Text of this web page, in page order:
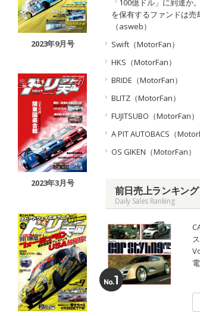
2023年9月号
2023年3月号
を保有するファンドは売
（asweb）
Swift（MotorFan）
HKS（MotorFan）
BRIDE（MotorFan）
BLITZ（MotorFan）
FUJITSUBO（MotorFan）
A PIT AUTOBACS（
OS GIKEN（MotorFan）
前日売上ランキング
Daily Sales Ranking